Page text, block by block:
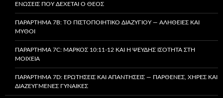
ΕΝΏΣΕΙΣ ΠΟΥ ΔΈΧΕΤΑΙ Ο ΘΕΌΣ
ΠΑΡΆΡΤΗΜΑ 7B: ΤΟ ΠΙΣΤΟΠΟΙΗΤΙΚΌ ΔΙΑΖΥΓΊΟΥ — ΑΛΉΘΕΙΕΣ ΚΑΙ
ΜΎΘΟΙ
ΠΑΡΆΡΤΗΜΑ 7C: ΜΆΡΚΟΣ 10:11-12 ΚΑΙ Η ΨΕΥΔΉΣ ΙΣΌΤΗΤΑ ΣΤΗ
ΜΟΙΧΕΊΑ
ΠΑΡΆΡΤΗΜΑ 7D: ΕΡΩΤΉΣΕΙΣ ΚΑΙ ΑΠΑΝΤΉΣΕΙΣ — ΠΑΡΘΈΝΕΣ, ΧΉΡΕΣ ΚΑΙ
ΔΙΑΖΕΥΓΜΈΝΕΣ ΓΥΝΑΊΚΕΣ